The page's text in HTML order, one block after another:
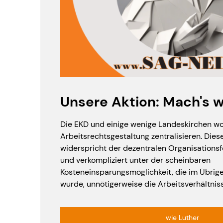
Unsere Aktion: Mach's
Die EKD und einige wenige Landeskirchen
Arbeitsrechtsgestaltung zentralisieren.
widerspricht der dezentralen
und verkompliziert unter der scheinbaren
Kosteneinsparungsmöglichkeit, die im
wurde, unnötigerweise die
wie Luther